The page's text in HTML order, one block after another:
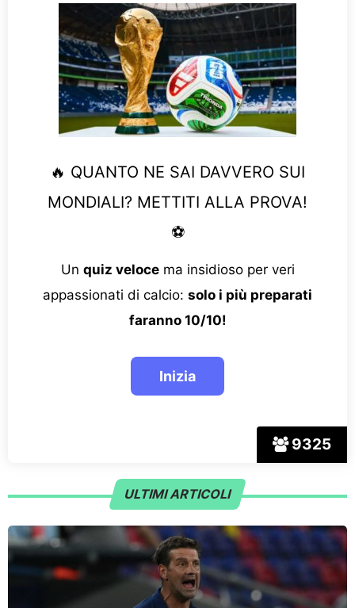
9325
🔥 QUANTO NE SAI DAVVERO SUI
MONDIALI? METTITI ALLA PROVA!
⚽
Un quiz velocema insidioso per veri
appassionati di calcio: solo i più preparati
faranno 10/10!
ULTIMI ARTICOLI